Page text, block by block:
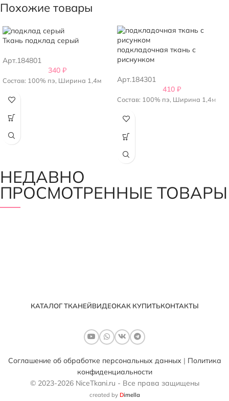
Похожие товары
Ткань подклад серый
Арт.184801
340 ₽
Состав: 100% пэ, Ширина 1,4м
подкладочная ткань с
риснунком
Арт.184301
410 ₽
Состав: 100% пэ, Ширина 1,4м
НЕДАВНО
ПРОСМОТРЕННЫЕ ТОВАРЫ
КАТАЛОГ ТКАНЕЙВИДЕОКАК КУПИТЬКОНТАКТЫ
Соглашение об обработке персональных данных | Политика
конфиденциальности
© 2023-2026 NiceTkani.ru - Все права защищены
created by Dimella